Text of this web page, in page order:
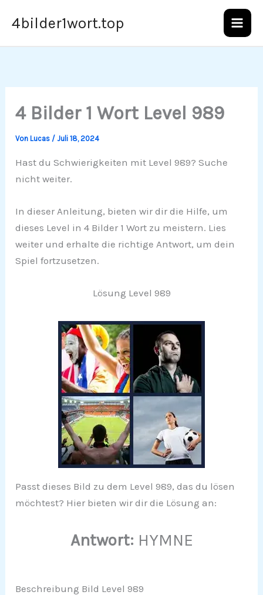
Inhalt
4bilder1wort.top
4 Bilder 1 Wort Level 989
VonLucas /Juli 18, 2024
Hast du Schwierigkeiten mit Level 989? Suche
nicht weiter.
In dieser Anleitung, bieten wir dir die Hilfe, um
dieses Level in 4 Bilder 1 Wort zu meistern. Lies
weiter und erhalte die richtige Antwort, um dein
Spiel fortzusetzen.
Lösung Level 989
Passt dieses Bild zu dem Level 989, das du lösen
möchtest? Hier bieten wir dir die Lösung an:
Antwort: HYMNE
Beschreibung Bild Level 989